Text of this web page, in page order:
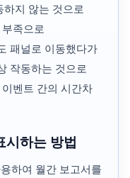
지 않는 것으로
족으로
패널로 이동했다가
작동하는 것으로
벤트 간의 시간차
시하는 방법
하여 월간 보고서를